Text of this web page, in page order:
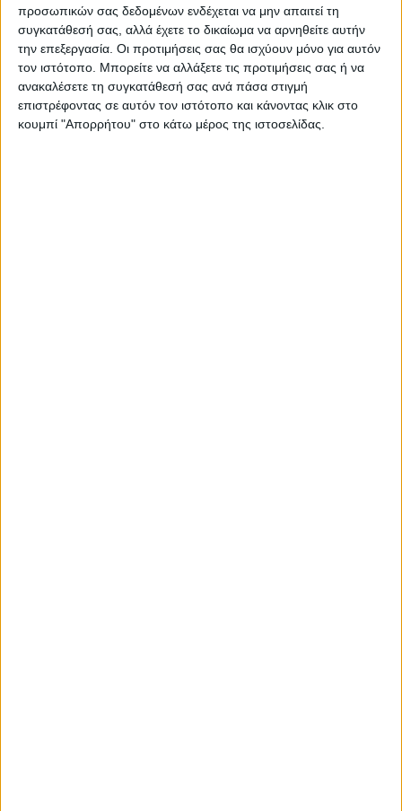
προσωπικών σας δεδομένων ενδέχεται να μην απαιτεί τη
συγκατάθεσή σας, αλλά έχετε το δικαίωμα να αρνηθείτε αυτήν
την επεξεργασία. Οι προτιμήσεις σας θα ισχύουν μόνο για αυτόν
τον ιστότοπο. Μπορείτε να αλλάξετε τις προτιμήσεις σας ή να
ανακαλέσετε τη συγκατάθεσή σας ανά πάσα στιγμή
επιστρέφοντας σε αυτόν τον ιστότοπο και κάνοντας κλικ στο
κουμπί "Απορρήτου" στο κάτω μέρος της ιστοσελίδας.